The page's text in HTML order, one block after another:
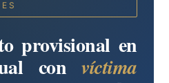
provisional en
convíctima